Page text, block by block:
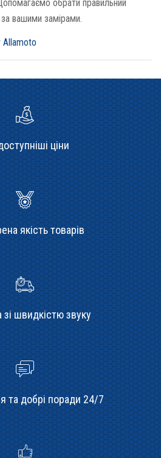
обрати правильний
вашими замірами.
Allamoto
ціни
якість товарів
швидкістю звуку
та добрі поради 24/7